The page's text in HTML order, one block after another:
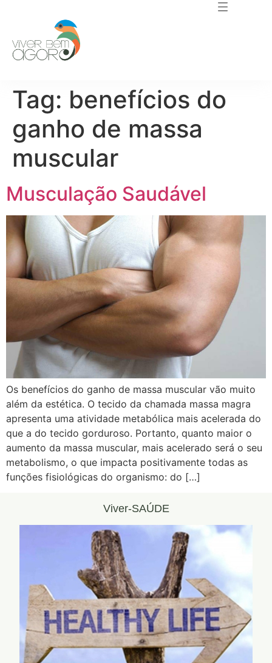
Tag: benefícios do
ganho de massa
muscular
Musculação Saudável
Os benefícios do ganho de massa muscular vão muito
além da estética. O tecido da chamada massa magra
apresenta uma atividade metabólica mais acelerada do
que a do tecido gorduroso. Portanto, quanto maior o
aumento da massa muscular, mais acelerado será o seu
metabolismo, o que impacta positivamente todas as
funções fisiológicas do organismo: do […]
Viver-SAÚDE